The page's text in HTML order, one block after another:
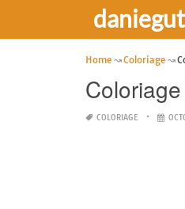
Home Coloriage
COLORIAGE